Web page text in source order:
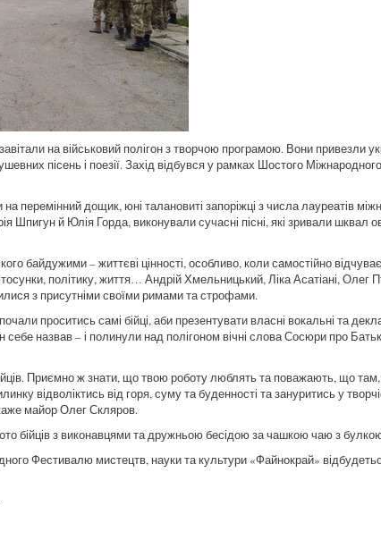
на військовий полігон з творчою програмою. Вони привезли
пісень і поезії. Захід відбувся у рамках Шостого
перемінний дощик, юні талановиті запоріжці з числа лауреатів
Шпигун й Юлія Горда, виконували сучасні пісні, які зривали шквал
байдужими – життєві цінності, особливо, коли самостійно
політику, життя… Андрій Хмельницький, Ліка Асатіані, Олег
з присутніми своїми римами та строфами.
проситись самі бійці, аби презентувати власні вокальні та
назвав – і полинули над полігоном вічні слова Сосюри про
Приємно ж знати, що твою роботу люблять та поважають, що
відволіктись від горя, суму та буденності та зануритись у
майор Олег Скляров.
бійців з виконавцями та дружньою бесідою за чашкою чаю з
Фестивалю мистецтв, науки та культури «Файнокрай»